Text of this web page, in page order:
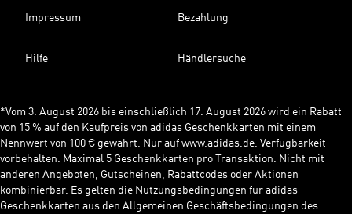
Impressum Bezahlung
Hilfe Händlersuche
*Vom 3. August 2026 bis einschließlich 17. August 2026 wird ein Rabatt
von 15 % auf den Kaufpreis von adidas Geschenkkarten mit einem
Nennwert von 100 € gewährt. Nur auf www.adidas.de. Verfügbarkeit
vorbehalten. Maximal 5 Geschenkkarten pro Transaktion. Nicht mit
anderen Angeboten, Gutscheinen, Rabattcodes oder Aktionen
kombinierbar. Es gelten die Nutzungsbedingungen für adidas
Geschenkkarten aus den Allgemeinen Geschäftsbedingungen des